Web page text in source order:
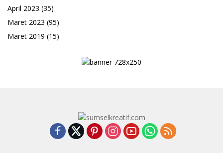
April 2023 (35)
Maret 2023 (95)
Maret 2019 (15)